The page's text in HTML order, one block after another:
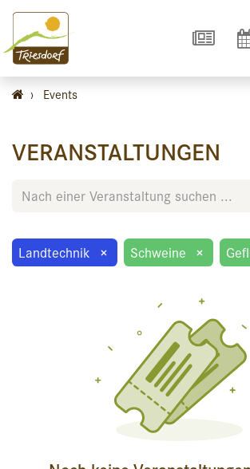
› Events
VERANSTALTUNGEN
Landtechnik × Schweine ×